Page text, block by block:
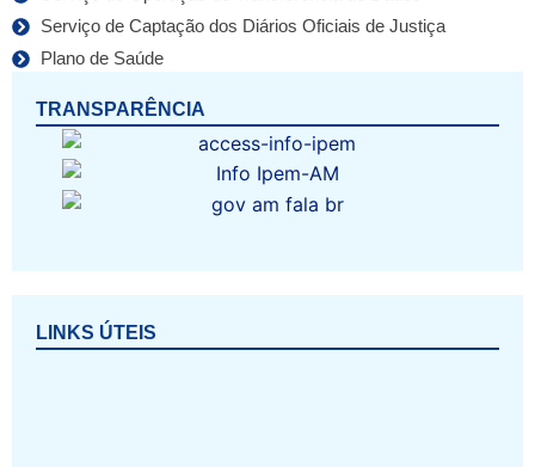
Serviço de Captação dos Diários Oficiais de Justiça
Plano de Saúde
TRANSPARÊNCIA
LINKS ÚTEIS